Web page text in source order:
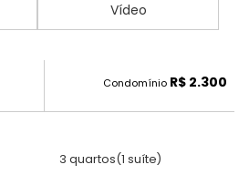
Vídeo
Condomínio R$ 2.300
3 quartos(1 suíte)